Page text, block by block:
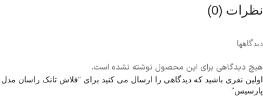
نظرات (0)
دیدگاهها
هیچ دیدگاهی برای این محصول نوشته نشده است.
اولین نفری باشید که دیدگاهی را ارسال می کنید برای “فلاش تانک راسان مدل
پارسیس”